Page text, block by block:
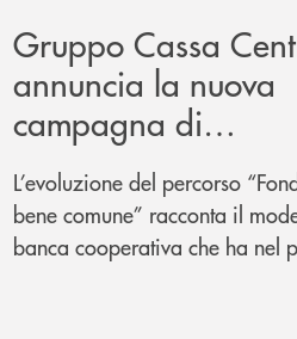
Gruppo Cassa
annuncia la nuova
campagna di
comunicazione
nazionale: “Oggi
ESG. Per noi è fare
L’evoluzione del percorso
bene comune” racconta il
banca cooperativa che ha nel